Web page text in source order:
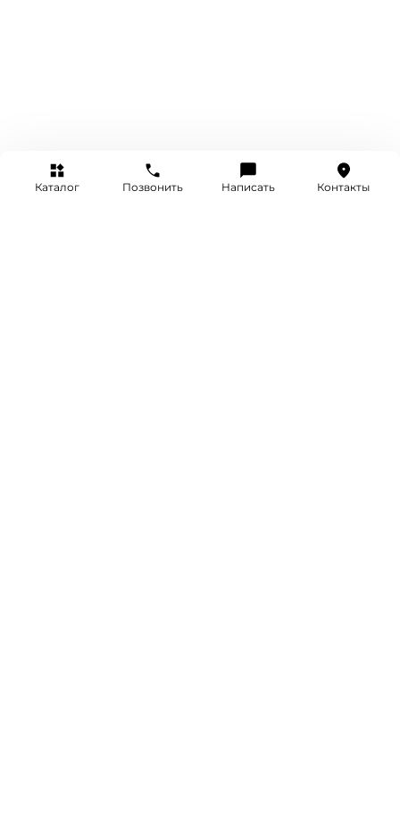
Каталог Позвонить Написать Контакты